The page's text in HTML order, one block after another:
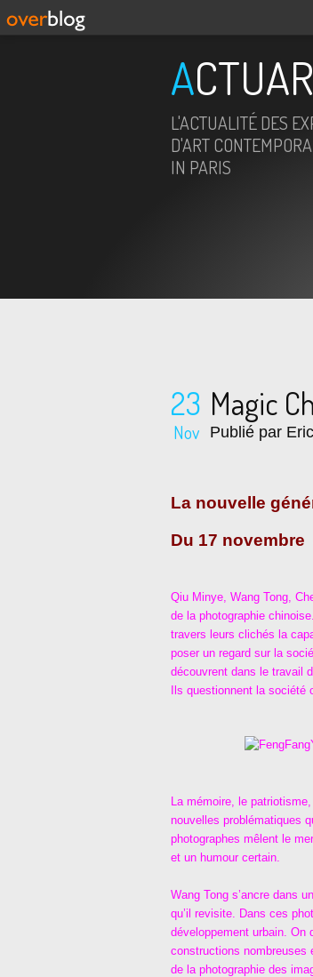
L'ACTUALITÉ DES
D'ART
IN PARIS
23
Nov
Magic
Publié par
La nouvelle
Du 17
Qiu Minye, Wang Tong,
de la photographie
travers leurs clichés la
poser un regard sur la
découvrent dans le travail
Ils questionnent la société
La mémoire, le
nouvelles problématiques
photographes mêlent le
et un humour certain.
Wang Tong s’ancre dans
qu’il revisite. Dans ces
développement urbain. On
constructions nombreuses
de la photographie des